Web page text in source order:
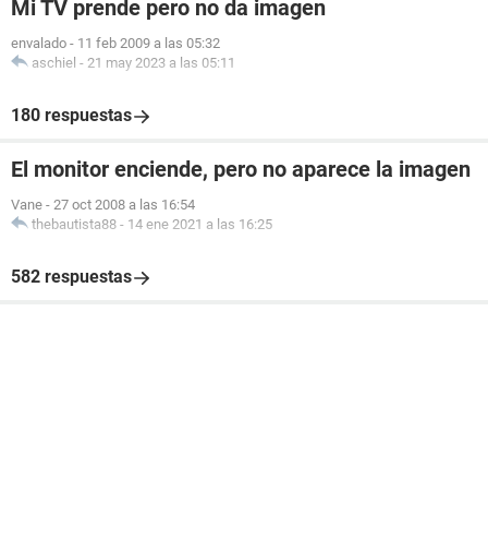
Mi TV prende pero no da imagen
envalado - 11 feb 2009 a las 05:32
aschiel - 21 may 2023 a las 05:11
180 respuestas
El monitor enciende, pero no aparece la imagen
Vane - 27 oct 2008 a las 16:54
thebautista88 - 14 ene 2021 a las 16:25
582 respuestas